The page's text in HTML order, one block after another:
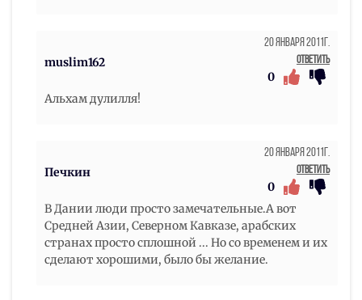
muslim162
20 Января 2011г.
Ответить
0
Альхам дулилля!
Печкин
20 Января 2011г.
Ответить
0
В Дании люди просто замечательные.А вот
Средней Азии, Северном Кавказе, арабских
странах просто сплошной ... Но со временем и их
сделают хорошими, было бы желание.